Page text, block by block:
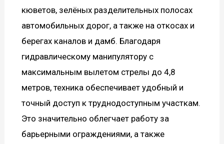
кюветов, зелёных разделительных полосах
автомобильных дорог, а также на откосах и
берегах каналов и дамб. Благодаря
гидравлическому манипулятору с
максимальным вылетом стрелы до 4,8
метров, техника обеспечивает удобный и
точный доступ к труднодоступным участкам.
Это значительно облегчает работу за
барьерными ограждениями, а также